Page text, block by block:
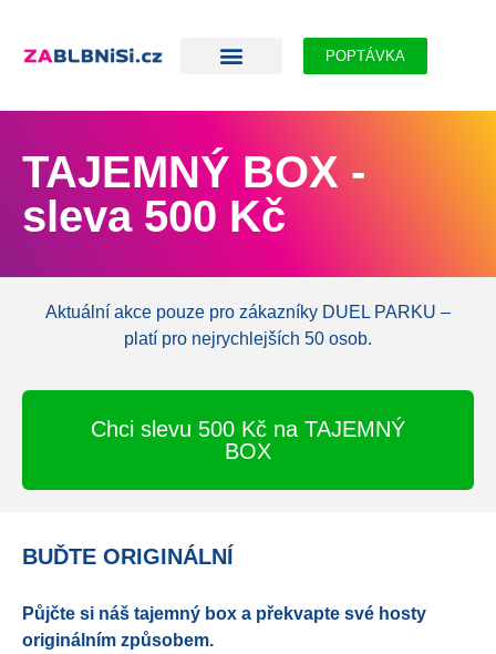
POPTÁVKA
TAJEMNÝ BOX -
sleva 500 Kč
Aktuální akce pouze pro zákazníky DUEL PARKU –
platí pro nejrychlejších 50 osob.
Chci slevu 500 Kč na TAJEMNÝ
BOX
BUĎTE ORIGINÁLNÍ
Půjčte si náš tajemný box a překvapte své hosty
originálním způsobem.